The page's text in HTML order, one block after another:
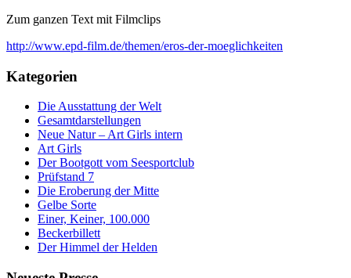
Zum ganzen Text mit Filmclips
http://www.epd-film.de/themen/eros-der-moeglichkeiten
Kategorien
Die Ausstattung der Welt
Gesamtdarstellungen
Neue Natur – Art Girls intern
Art Girls
Der Bootgott vom Seesportclub
Prüfstand 7
Die Eroberung der Mitte
Gelbe Sorte
Einer, Keiner, 100.000
Beckerbillett
Der Himmel der Helden